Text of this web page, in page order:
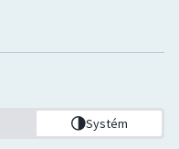
Systém